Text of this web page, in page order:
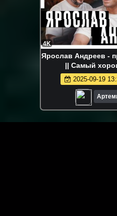
4K
Ярослав Андреев -
|| Самый
2025-09-19